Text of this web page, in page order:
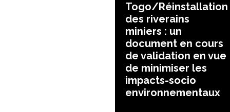
Togo/Réinstallation
des riverains
miniers : un
document en cours
de validation en vue
de minimiser les
impacts-socio
environnementaux